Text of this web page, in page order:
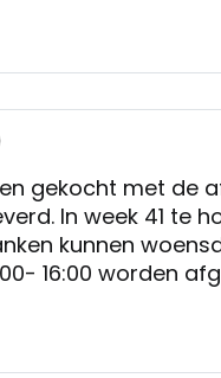
gekocht met de
In week 41 te
kunnen
en